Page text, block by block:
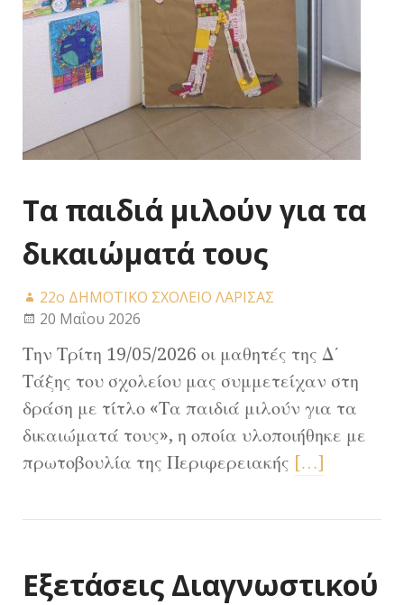
Τα παιδιά μιλούν για τα
δικαιώματά τους
22ο ΔΗΜΟΤΙΚΟ ΣΧΟΛΕΙΟ ΛΑΡΙΣΑΣ
20 Μαΐου 2026
Την Τρίτη 19/05/2026 οι μαθητές της Δ΄
Τάξης του σχολείου μας συμμετείχαν στη
δράση με τίτλο «Τα παιδιά μιλούν για τα
δικαιώματά τους», η οποία υλοποιήθηκε με
πρωτοβουλία της Περιφερειακής […]
Εξετάσεις Διαγνωστικού